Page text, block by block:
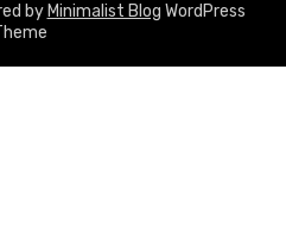
byMinimalist Blog WordPress